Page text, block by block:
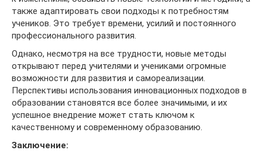
также адаптировать свои подходы к потребностям
учеников. Это требует времени, усилий и постоянного
профессионального развития.
Однако, несмотря на все трудности, новые методы
открывают перед учителями и учениками огромные
возможности для развития и самореализации.
Перспективы использования инновационных подходов в
образовании становятся все более значимыми, и их
успешное внедрение может стать ключом к
качественному и современному образованию.
Заключение: